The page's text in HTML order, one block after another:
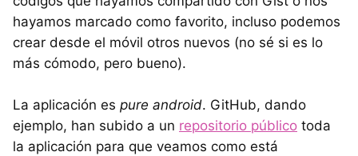
hayamos marcado como favorito, incluso podemos
crear desde el móvil otros nuevos (no sé si es lo
más cómodo, pero bueno).
La aplicación es pure android. GitHub, dando
ejemplo, han subido a un repositorio público toda
la aplicación para que veamos como está